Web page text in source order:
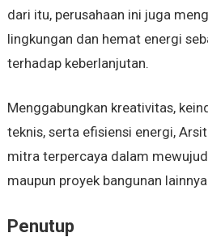
dari itu, perusahaan ini juga
lingkungan dan hemat energi
terhadap keberlanjutan.
Menggabungkan kreativitas,
teknis, serta efisiensi energi,
mitra terpercaya dalam
maupun proyek bangunan
Penutup